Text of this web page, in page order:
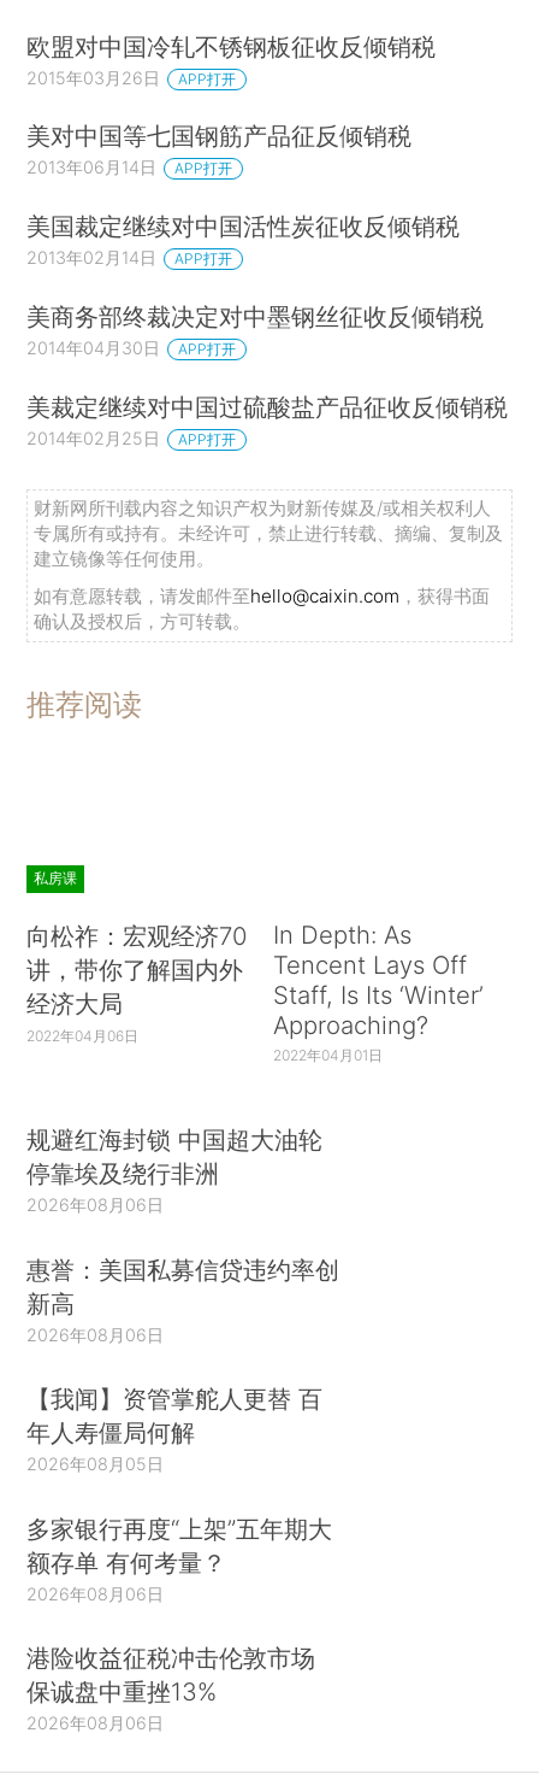
欧盟对中国冷轧不锈钢板征收反倾销税
2015年03月26日 APP打开
美对中国等七国钢筋产品征反倾销税
2013年06月14日 APP打开
美国裁定继续对中国活性炭征收反倾销税
2013年02月14日 APP打开
美商务部终裁决定对中墨钢丝征收反倾销税
2014年04月30日 APP打开
美裁定继续对中国过硫酸盐产品征收反倾销税
2014年02月25日 APP打开
财新网所刊载内容之知识产权为财新传媒及/或相关权利人
专属所有或持有。未经许可，禁止进行转载、摘编、复制及
建立镜像等任何使用。
如有意愿转载，请发邮件至hello@caixin.com ，获得书面
确认及授权后，方可转载。
推荐阅读
私房课
向松祚：宏观经济70
讲，带你了解国内外
经济大局
2022年04月06日
In Depth: As
Tencent Lays Off
Staff, Is Its ‘Winter’
Approaching?
2022年04月01日
规避红海封锁 中国超大油轮
停靠埃及绕行非洲
2026年08月06日
惠誉：美国私募信贷违约率创
新高
2026年08月06日
【我闻】资管掌舵人更替 百
年人寿僵局何解
2026年08月05日
多家银行再度“上架”五年期大
额存单 有何考量？
2026年08月06日
港险收益征税冲击伦敦市场
保诚盘中重挫13%
2026年08月06日